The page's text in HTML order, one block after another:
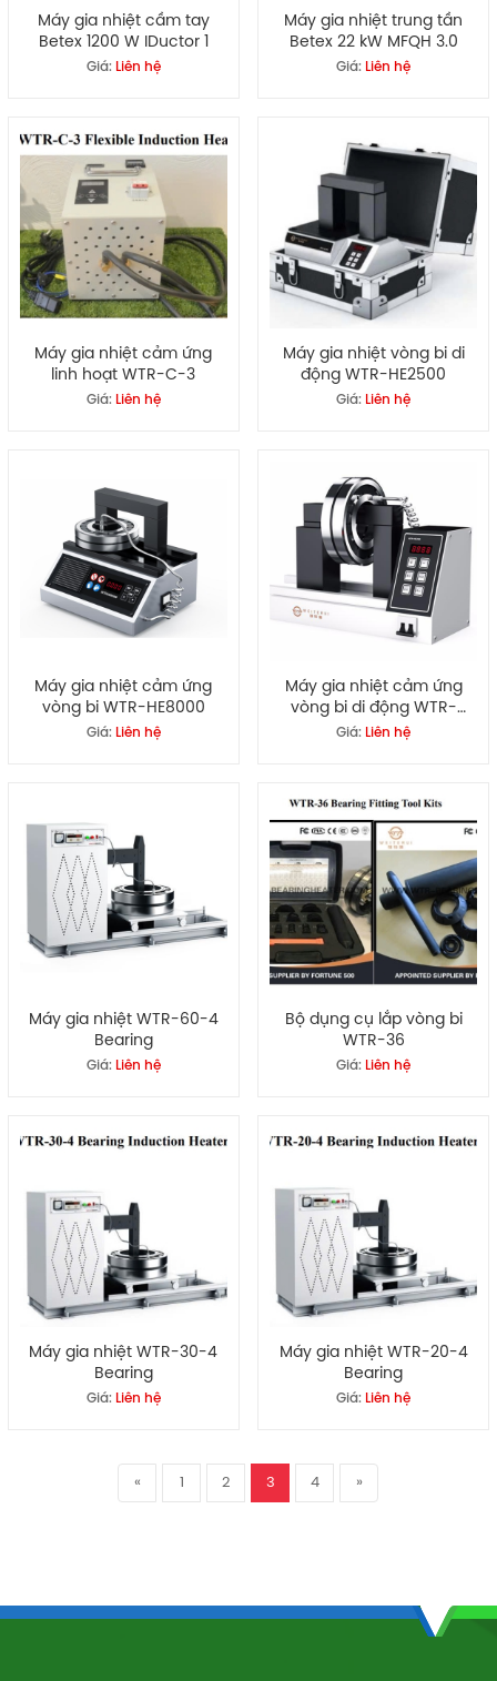
Máy gia nhiệt cầm tay
Betex 1200 W IDuctor 1
Giá: Liên hệ
Máy gia nhiệt trung tần
Betex 22 kW MFQH 3.0
Giá: Liên hệ
Máy gia nhiệt cảm ứng
linh hoạt WTR-C-3
Giá: Liên hệ
Máy gia nhiệt vòng bi di
động WTR-HE2500
Giá: Liên hệ
Máy gia nhiệt cảm ứng
vòng bi WTR-HE8000
Giá: Liên hệ
Máy gia nhiệt cảm ứng
vòng bi di động WTR-
HE3600
Giá: Liên hệ
Máy gia nhiệt WTR-60-4
Bearing
Giá: Liên hệ
Bộ dụng cụ lắp vòng bi
WTR-36
Giá: Liên hệ
Máy gia nhiệt WTR-30-4
Bearing
Giá: Liên hệ
Máy gia nhiệt WTR-20-4
Bearing
Giá: Liên hệ
« 1 2 3 4 »